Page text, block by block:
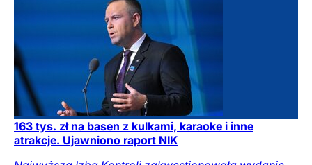
163 tys. zł na basen z kulkami, karaoke i inne
atrakcje. Ujawniono raport NIK